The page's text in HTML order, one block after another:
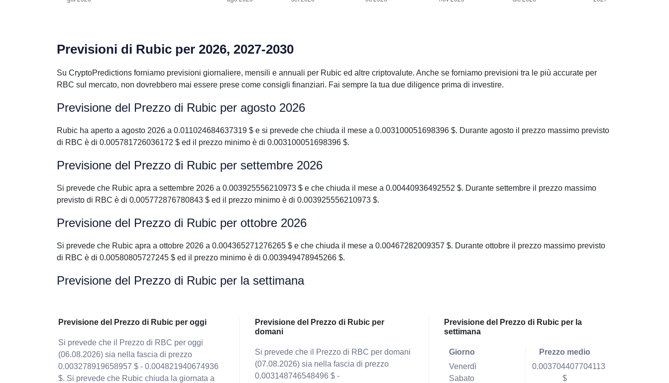
Previsioni di Rubic per 2026, 2027-2030
Su CryptoPredictions forniamo previsioni giornaliere, mensili e annuali per Rubic ed altre criptovalute. Anche se forniamo previsioni tra le più accurate per
RBC sul mercato, non dovrebbero mai essere prese come consigli finanziari. Fai sempre la tua due diligence prima di investire.
Previsione del Prezzo di Rubic per agosto 2026
Rubic ha aperto a agosto 2026 a 0.011024684637319 $ e si prevede che chiuda il mese a 0.003100051698396 $. Durante agosto il prezzo massimo previsto
di RBC è di 0.005781726036172 $ ed il prezzo minimo è di 0.003100051698396 $.
Previsione del Prezzo di Rubic per settembre 2026
Si prevede che Rubic apra a settembre 2026 a 0.003925556210973 $ e che chiuda il mese a 0.00440936492552 $. Durante settembre il prezzo massimo
previsto di RBC è di 0.005772876780843 $ ed il prezzo minimo è di 0.003925556210973 $.
Previsione del Prezzo di Rubic per ottobre 2026
Si prevede che Rubic apra a ottobre 2026 a 0.004365271276265 $ e che chiuda il mese a 0.00467282009357 $. Durante ottobre il prezzo massimo previsto
di RBC è di 0.00580805727245 $ ed il prezzo minimo è di 0.003949478945266 $.
Previsione del Prezzo di Rubic per la settimana
Previsione del Prezzo di Rubic per oggi
Si prevede che il Prezzo di RBC per oggi
(06.08.2026) sia nella fascia di prezzo
0.003278919658957 $ - 0.004821940674936
$. Si prevede che Rubic chiuda la giornata a
Previsione del Prezzo di Rubic per
domani
Si prevede che il Prezzo di RBC per domani
(07.08.2026) sia nella fascia di prezzo
0.003148746548496 $ -
Previsione del Prezzo di Rubic per la
settimana
Giorno
Venerdì
Sabato
Prezzo medio
0.003704407704113
$